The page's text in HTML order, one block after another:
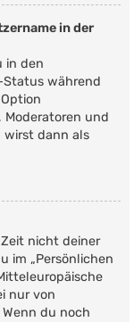
in der
in den
Status während
und
wirst dann als
nicht deiner
im „Persönlichen
nur von
du noch